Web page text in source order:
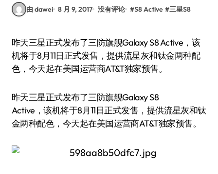
由 dawei 8 月 9, 2017 没有评论 #S8 Active #三星S8
昨天三星正式发布了三防旗舰Galaxy S8 Active，该
机将于8月11日正式发售，提供流星灰和钛金两种配
色，今天起在美国运营商AT&T独家预售。
昨天三星正式发布了三防旗舰Galaxy S8
Active，该机将于8月11日正式发售，提供流星灰和钛
金两种配色，今天起在美国运营商AT&T独家预售。